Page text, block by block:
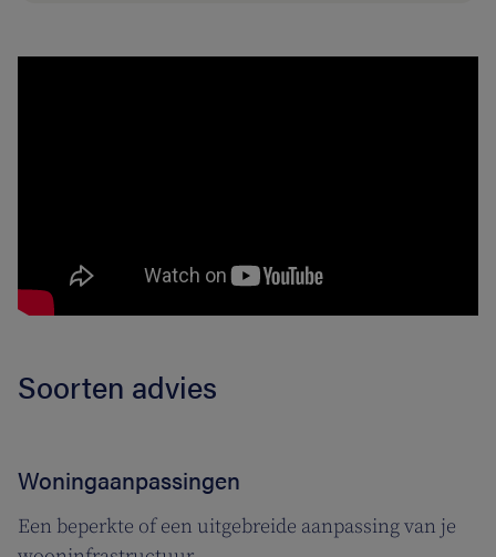
Soorten advies
Woningaanpassingen
Een beperkte of een uitgebreide aanpassing van je